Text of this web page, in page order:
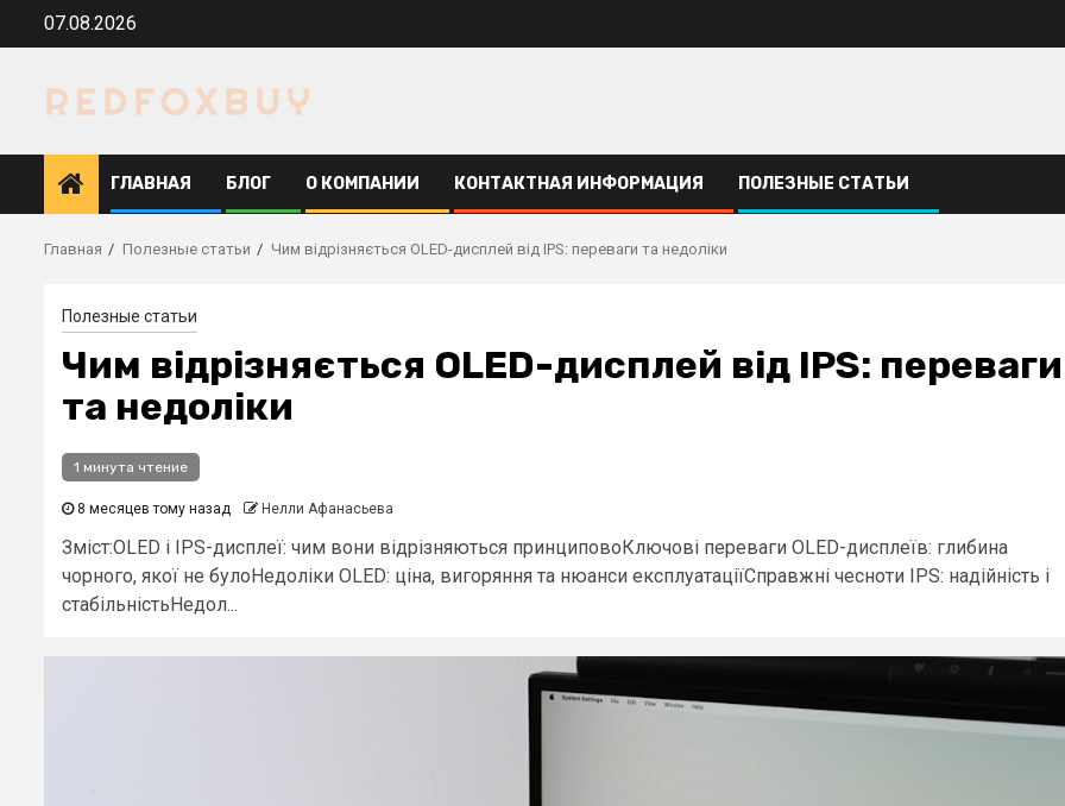
Перейти07.08.2026
ГЛАВНАЯ БЛОГ О КОМПАНИИ КОНТАКТНАЯ ИНФОРМАЦИЯ ПОЛЕЗНЫЕ СТАТЬИ
Главная Полезные статьи Чим відрізняється OLED-дисплей від IPS: переваги та недоліки
Полезные статьи
Чим відрізняється OLED-дисплей від IPS: переваги
та недоліки
1 минута чтение
8 месяцев тому назад Нелли Афанасьева
Зміст:OLED і IPS-дисплеї: чим вони відрізняються принциповоКлючові переваги OLED-дисплеїв: глибина
чорного, якої не булоНедоліки OLED: ціна, вигоряння та нюанси експлуатаціїСправжні чесноти IPS: надійність і
стабільністьНедол...